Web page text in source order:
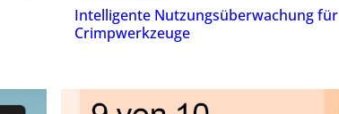
Intelligente Nutzungsüberwachung für
Crimpwerkzeuge